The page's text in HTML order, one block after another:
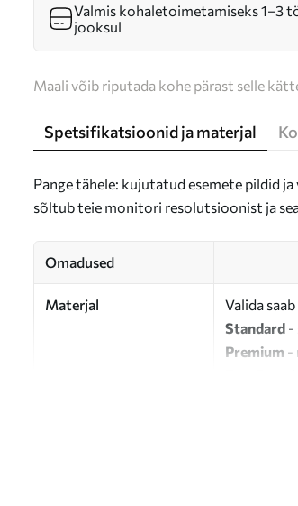
Valmis kohaletoimetamiseks 1–3
jooksul
Maali võib riputada kohe pärast selle
Spetsifikatsioonid ja materjal
Pange tähele: kujutatud esemete pildid
sõltub teie monitori resolutsioonist ja
Omadused
Materjal
Valida
Standard -
Premium -